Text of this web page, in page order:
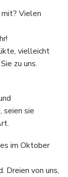
Vielen
vielleicht
zu uns.
seien sie
im Oktober
Dreien von uns,